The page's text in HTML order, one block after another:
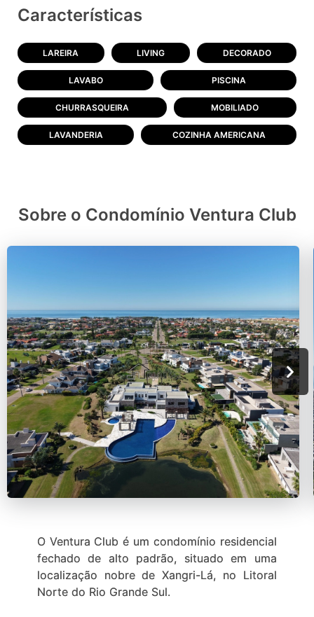
Características
LAREIRA LIVING DECORADO
LAVABO PISCINA
CHURRASQUEIRA MOBILIADO
LAVANDERIA COZINHA AMERICANA
Sobre o Condomínio Ventura Club
O Ventura Club é um condomínio residencial
fechado de alto padrão, situado em uma
localização nobre de Xangri-Lá, no Litoral
Norte do Rio Grande Sul.